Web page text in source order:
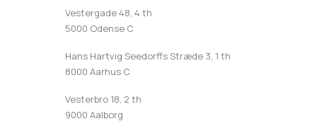
Vestergade 48, 4 th
5000 Odense C
Hans Hartvig Seedorffs Stræde 3, 1 th
8000 Aarhus C
Vesterbro 18, 2 th
9000 Aalborg